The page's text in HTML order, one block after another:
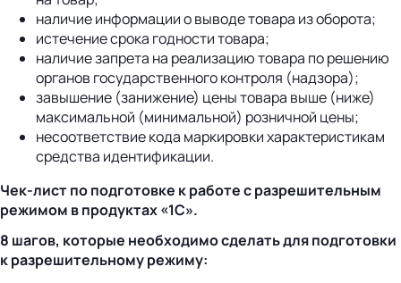
наличие информации о выводе товара из оборота;
истечение срока годности товара;
наличие запрета на реализацию товара по решению
органов государственного контроля (надзора);
завышение (занижение) цены товара выше (ниже)
максимальной (минимальной) розничной цены;
несоответствие кода маркировки характеристикам
средства идентификации.
Чек-лист по подготовке к работе с разрешительным
режимом в продуктах «1С».
8 шагов, которые необходимо сделать для подготовки
к разрешительному режиму: